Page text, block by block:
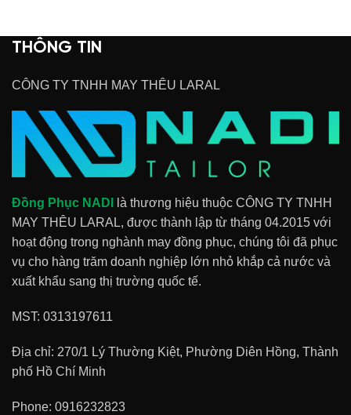
THÔNG TIN
CÔNG TY TNHH MAY THÊU LARAL
Đồng Phục NADI
là thương hiệu thuộc CÔNG TY TNHH
MAY THÊU LARAL, được thành lập từ tháng 04.2015 với
hoạt động trong nghành may đồng phục, chúng tôi đã phục
vụ cho hàng trăm doanh nghiệp lớn nhỏ khắp cả nước và
xuất khẩu sang thị trường quốc tế.
MST: 0313197611
Địa chỉ: 270/1 Lý Thường Kiệt, Phường Diên Hồng, Thành
phố Hồ Chí Minh
Phone: 0916232823